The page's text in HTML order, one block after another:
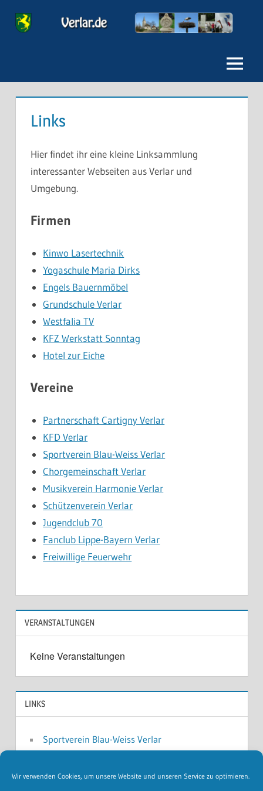
Wir verwenden Cookies, um unsere Website und unseren Service zu optimieren.
Inhalt
Verlar
Menu
Links
Hier findet ihr eine kleine Linksammlung
interessanter Webseiten aus Verlar und
Umgebung.
Firmen
Kinwo Lasertechnik
Yogaschule Maria Dirks
Engels Bauernmöbel
Grundschule Verlar
Westfalia TV
KFZ Werkstatt Sonntag
Hotel zur Eiche
Vereine
Partnerschaft Cartigny Verlar
KFD Verlar
Sportverein Blau-Weiss Verlar
Chorgemeinschaft Verlar
Musikverein Harmonie Verlar
Schützenverein Verlar
Jugendclub 70
Fanclub Lippe-Bayern Verlar
Freiwillige Feuerwehr
VERANSTALTUNGEN
Keine Veranstaltungen
LINKS
Sportverein Blau-Weiss Verlar
Schützenverein Verlar